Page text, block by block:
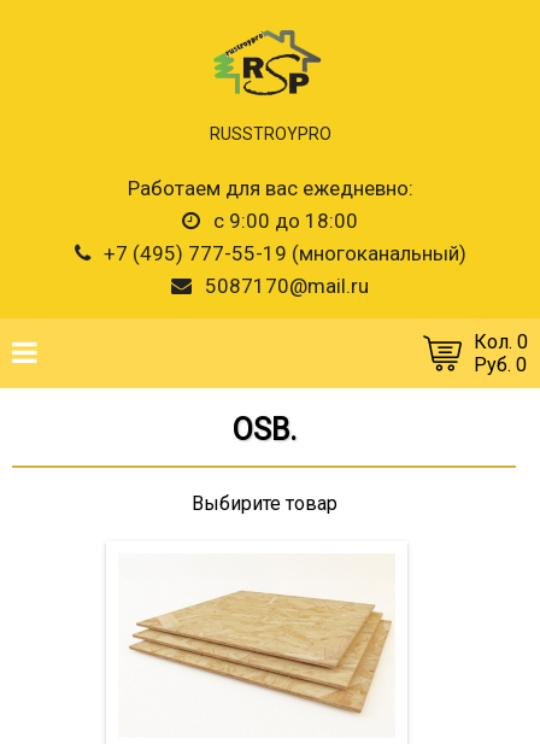
RUSSTROYPRO
Работаем для вас ежедневно:
с 9:00 до 18:00
+7 (495) 777-55-19 (многоканальный)
5087170@mail.ru
Кол. 0
Руб. 0
OSB.
Выбирите товар